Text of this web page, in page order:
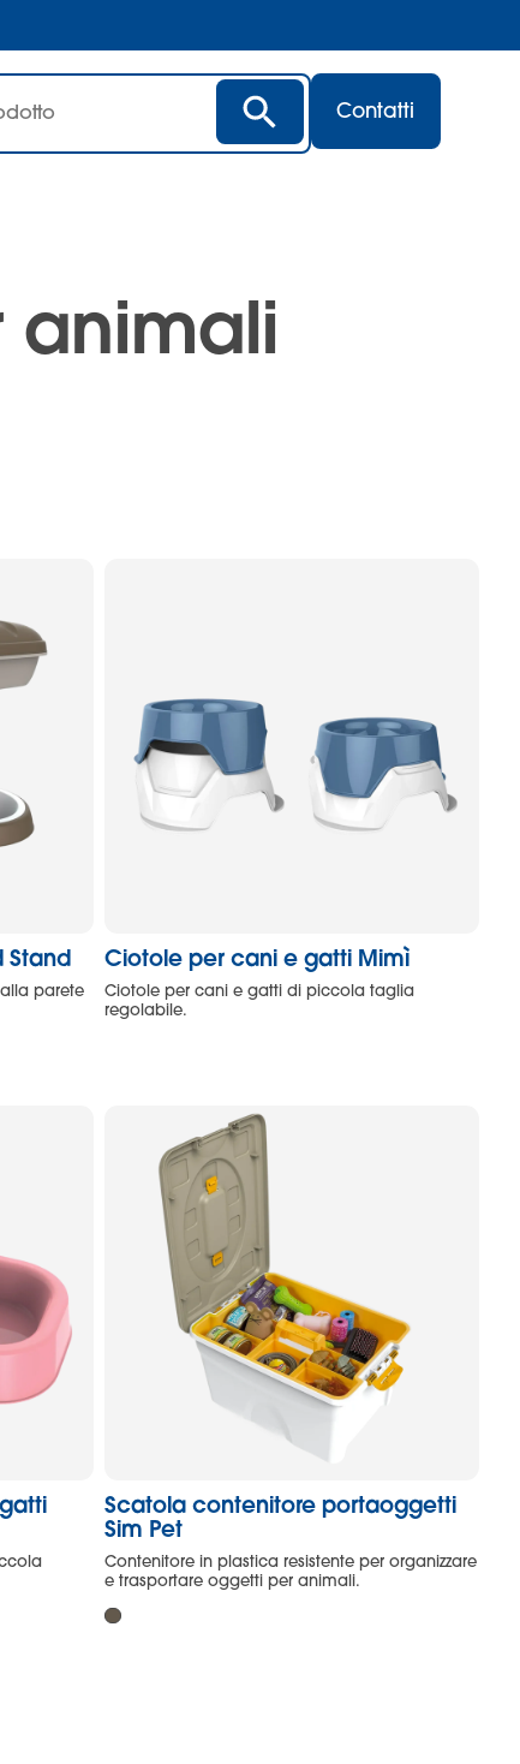
Contatti
Stand
parete
Ciotole per cani e gatti Mimì
Ciotole per cani e gatti di piccola taglia
regolabile.
Scatola contenitore portaoggetti
Sim Pet
Contenitore in plastica resistente per organizzare
e trasportare oggetti per animali.